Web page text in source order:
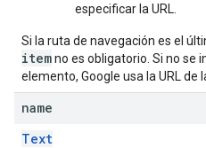
especificar la URL.
Si la ruta de navegación es el
itemno es obligatorio. Si no se
elemento, Google usa la URL de
name
Text